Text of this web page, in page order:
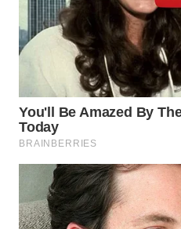
SUBANG
SUKABUMI
WN
PURWAKARTA
WN
PRIANGAN
TIMUR